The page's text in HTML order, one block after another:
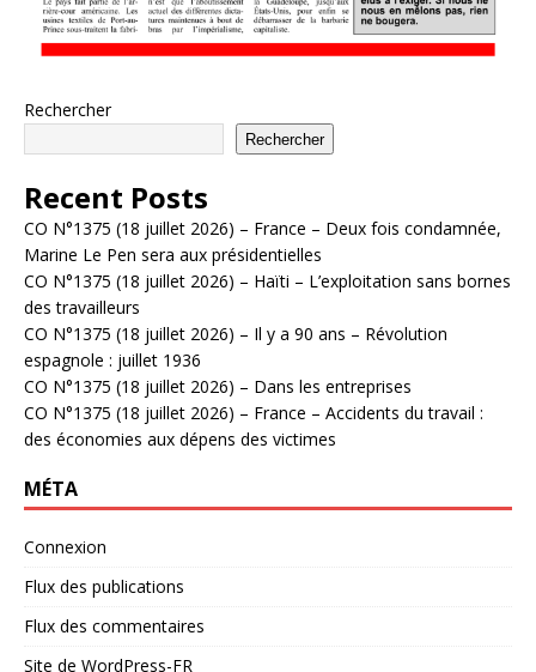
Rechercher
Rechercher
Recent Posts
CO N°1375 (18 juillet 2026) – France – Deux fois condamnée,
Marine Le Pen sera aux présidentielles
CO N°1375 (18 juillet 2026) – Haïti – L’exploitation sans bornes
des travailleurs
CO N°1375 (18 juillet 2026) – Il y a 90 ans – Révolution
espagnole : juillet 1936
CO N°1375 (18 juillet 2026) – Dans les entreprises
CO N°1375 (18 juillet 2026) – France – Accidents du travail :
des économies aux dépens des victimes
MÉTA
Connexion
Flux des publications
Flux des commentaires
Site de WordPress-FR